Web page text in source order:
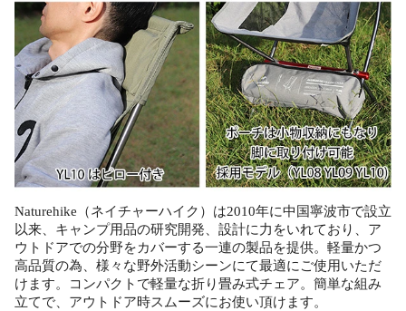
Naturehike（ネイチャーハイク）は2010年に中国寧波市で設立
以来、キャンプ用品の研究開発、設計に力をいれており、ア
ウトドアでの分野をカバーする一連の製品を提供。軽量かつ
高品質の為、様々な野外活動シーンにて最適にご使用いただ
けます。コンパクトで軽量な折り畳み式チェア。簡単な組み
立てで、アウトドア時スムーズにお使い頂けます。